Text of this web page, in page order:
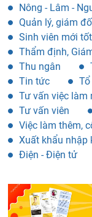
Nông - Lâm -
Quản lý, giám
Sinh viên mới
Thẩm định,
Thu ngân
Tin tức
Tư vấn việc làm
Tư vấn viên
Việc làm thêm,
Xuất khẩu nhập
Điện - Điện tử